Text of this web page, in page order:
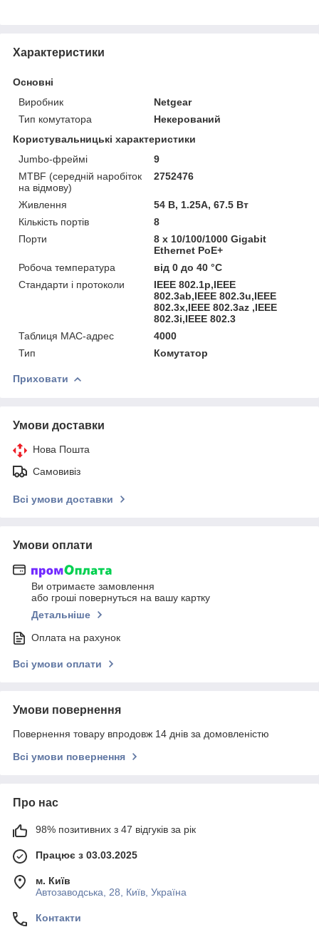
Характеристики
Основні
Виробник
Netgear
Тип комутатора
Некерований
Користувальницькі характеристики
Jumbo-фреймі
9
MTBF (середній наробіток
на відмову)
2752476
Живлення
54 В, 1.25A, 67.5 Вт
Кількість портів
8
Порти
8 x 10/100/1000 Gigabit
Ethernet PoE+
Робоча температура
від 0 до 40 °C
Стандарти і протоколи
IEEE 802.1p,IEEE
802.3ab,IEEE 802.3u,IEEE
802.3x,IEEE 802.3az ,IEEE
802.3i,IEEE 802.3
Таблиця MAC-адрес
4000
Тип
Комутатор
Приховати
Умови доставки
Нова Пошта
Самовивіз
Всі умови доставки
Умови оплати
Ви отримаєте замовлення
або гроші повернуться на вашу картку
Детальніше
Оплата на рахунок
Всі умови оплати
Умови повернення
Повернення товару впродовж 14 днів за домовленістю
Всі умови повернення
Про нас
98% позитивних з 47 відгуків за рік
Працює з 03.03.2025
м. Київ
Автозаводська, 28, Київ, Україна
Контакти